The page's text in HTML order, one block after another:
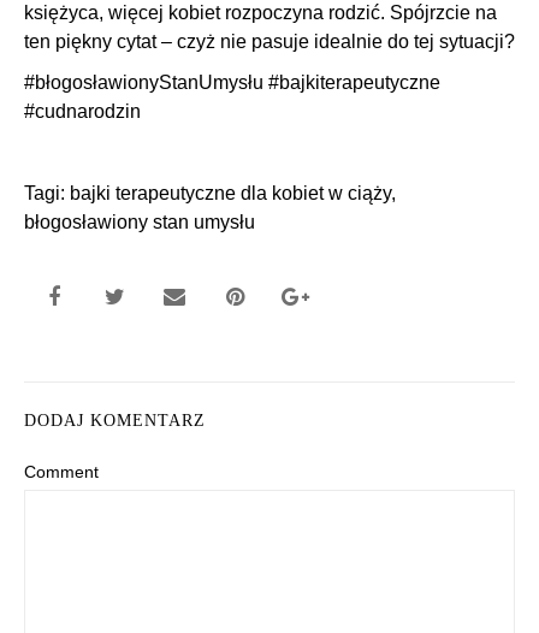
księżyca, więcej kobiet rozpoczyna rodzić. Spójrzcie na
ten piękny cytat – czyż nie pasuje idealnie do tej sytuacji?
‪#‎błogosławionyStanUmysłu‬ ‪#‎bajkiterapeutyczne‬
‪#‎cudnarodzin‬
Tagi: bajki terapeutyczne dla kobiet w ciąży,
błogosławiony stan umysłu
DODAJ KOMENTARZ
Comment